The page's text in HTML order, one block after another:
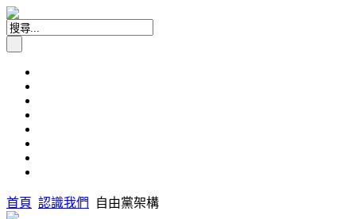
首頁 認識我們 自由黨架構